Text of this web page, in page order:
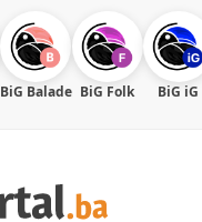
BiG Balade BiG Folk BiG iG